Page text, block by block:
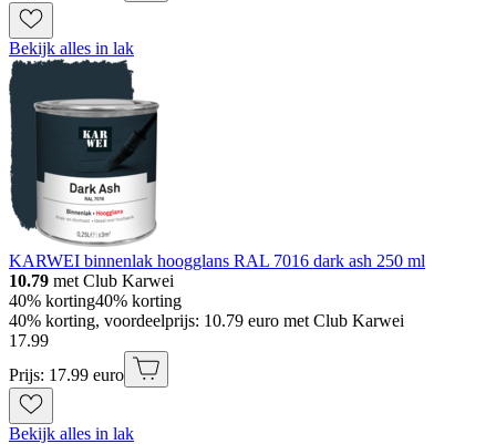
Bekijk alles in lak
KARWEI binnenlak hoogglans RAL 7016 dark ash 250 ml
10.79 met Club Karwei
40% korting40% korting
40% korting, voordeelprijs: 10.79 euro met Club Karwei
17.99
Prijs: 17.99 euro
Bekijk alles in lak